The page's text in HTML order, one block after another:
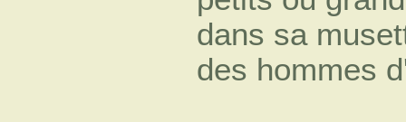
dans sa
des hommes